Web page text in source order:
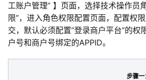
工账户管理” 】页面，选择技术操作员
限”，进入角色权限配置页面，配置权
交，默认必须配置“登录商户平台”的权
户号和商户号绑定的APPID。
步骤一